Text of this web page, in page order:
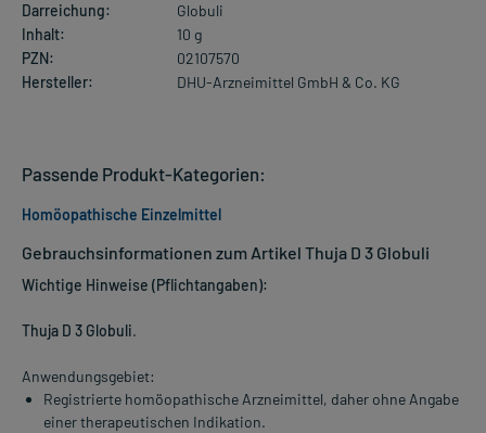
Darreichung:
Globuli
Inhalt:
10 g
PZN:
02107570
Hersteller:
DHU-Arzneimittel GmbH & Co. KG
Gebrauchsinformationen zum Artikel Thuja D 3 Globuli
Wichtige Hinweise (Pflichtangaben):
Thuja D 3 Globuli.
Anwendungsgebiet:
Registrierte homöopathische Arzneimittel, daher ohne Angabe
einer therapeutischen Indikation.
Passende Produkt-Kategorien:
Homöopathische Einzelmittel